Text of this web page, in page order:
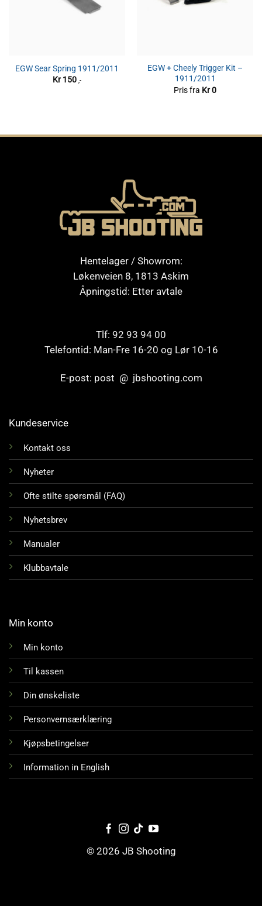
EGW Sear Spring 1911/2011
Kr150 ,-
EGW + Cheely Trigger Kit –
1911/2011
Pris fra Kr0
Hentelager / Showrom:
Løkenveien 8, 1813 Askim
Åpningstid: Etter avtale
Tlf: 92 93 94 00
Telefontid: Man-Fre 16-20 og Lør 10-16
E-post: post @ jbshooting.com
Kundeservice
Kontakt oss
Nyheter
Ofte stilte spørsmål (FAQ)
Nyhetsbrev
Manualer
Klubbavtale
Min konto
Min konto
Til kassen
Din ønskeliste
Personvernsærklæring
Kjøpsbetingelser
Information in English
© 2026 JB Shooting